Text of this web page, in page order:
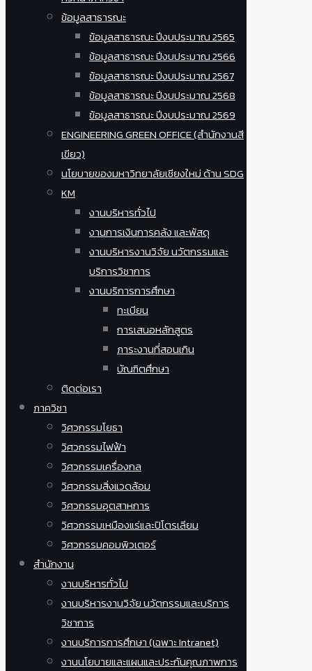
ข้อมูลสาธารณะ
ข้อมูลสาธารณะ ปีงบประมาณ 2565
ข้อมูลสาธารณะ ปีงบประมาณ 2566
ข้อมูลสาธารณะ ปีงบประมาณ 2567
ข้อมูลสาธารณะ ปีงบประมาณ 2568
ข้อมูลสาธารณะ ปีงบประมาณ 2569
ENGINEERING GREEN OFFICE (สำนักงานสี
เขียว)
นโยบายของมหาวิทยาลัยเชียงใหม่ ด้าน SDG
KM
งานบริหารทั่วไป
งานการเงินการคลัง และพัสดุ
งานบริหารงานวิจัย นวัตกรรมและ
บริการวิชาการ
งานบริการการศึกษา
ทะเบียน
การเสนอหลักสูตร
ภาระงานที่สอนเกิน
บัณฑิตศึกษา
ติดต่อเรา
ภาควิชา
วิศวกรรมโยธา
วิศวกรรมไฟฟ้า
วิศวกรรมเครื่องกล
วิศวกรรมสิ่งแวดล้อม
วิศวกรรมอุตสาหการ
วิศวกรรมเหมืองแร่และปิโตรเลียม
วิศวกรรมคอมพิวเตอร์
สำนักงาน
งานบริหารทั่วไป
งานบริหารงานวิจัย นวัตกรรมและบริการ
วิชาการ
งานบริการการศึกษา (เฉพาะ Intranet)
งานนโยบายและแผนและประกันคุณภาพการ